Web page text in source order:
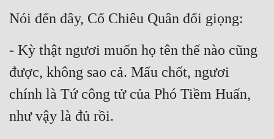
Nói đến đây, Cố Chiêu Quân đổi giọng:
- Kỳ thật ngươi muốn họ tên thế nào cũng
được, không sao cả. Mấu chốt, ngươi
chính là Tứ công tử của Phó Tiềm Huấn,
như vậy là đủ rồi.